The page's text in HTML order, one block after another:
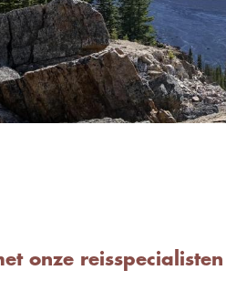
onze reisspecialisten